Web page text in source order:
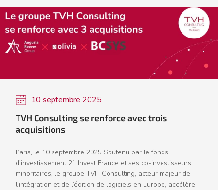
10 septembre 2025
TVH Consulting se renforce avec trois
acquisitions
Paris, le 10 septembre 2025 Soutenu par le fonds
d’investissement 21 Invest France et ses co-investisseurs
minoritaires, le groupe TVH Consulting, acteur majeur de
l’intégration et de l’édition de logiciels en Europe, accélère